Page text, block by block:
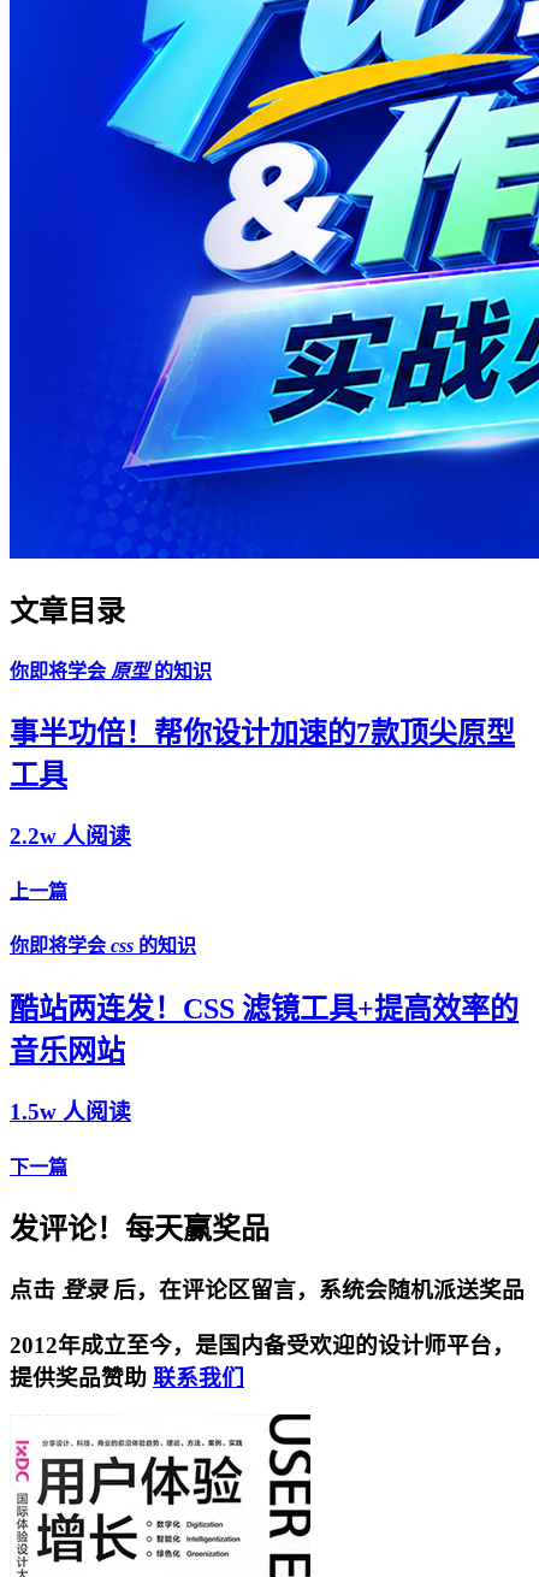
文章目录
你即将学会 原型的知识
事半功倍！帮你设计加速的7款顶尖原型
工具
2.2w 人阅读
上一篇
你即将学会 css 的知识
酷站两连发！CSS 滤镜工具+提高效率的
音乐网站
1.5w 人阅读
下一篇
发评论！每天赢奖品
点击 登录后，在评论区留言，系统会随机派送奖品
2012年成立至今，是国内备受欢迎的设计师平台，
提供奖品赞助 联系我们